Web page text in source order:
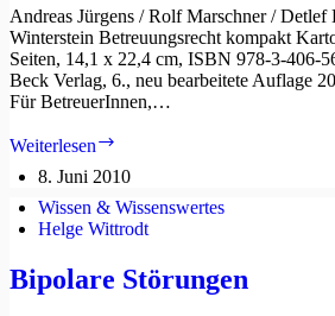
Andreas Jürgens / Rolf Marschner / Detlef
Winterstein Betreuungsrecht kompakt
Seiten, 14,1 x 22,4 cm, ISBN 978-3-406-
Beck Verlag, 6., neu bearbeitete Auflage
Für BetreuerInnen,…
Weiterlesen
8. Juni 2010
Wissen & Wissenswertes
Helge Wittrodt
Bipolare Störungen